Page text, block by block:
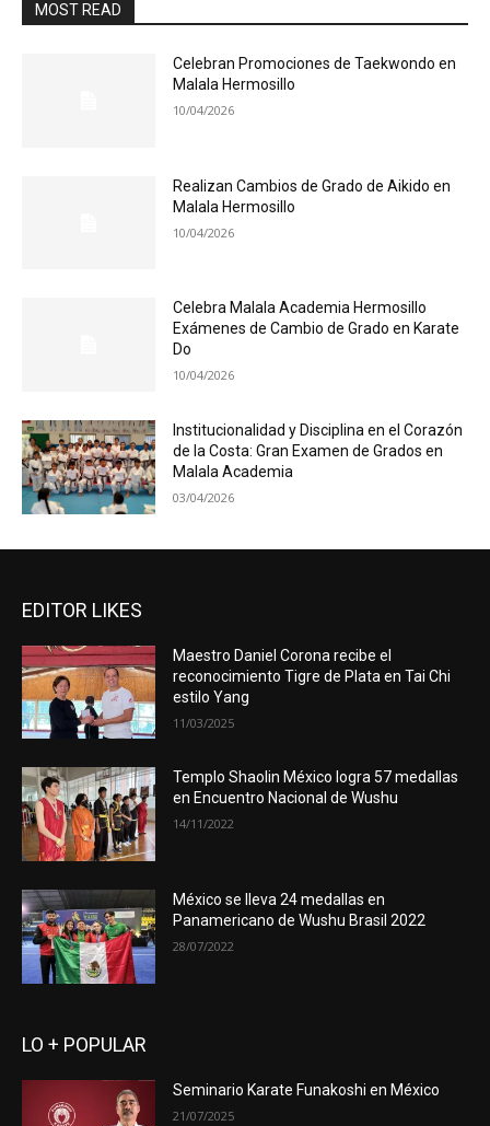
MOST READ
Celebran Promociones de Taekwondo en
Malala Hermosillo
10/04/2026
Realizan Cambios de Grado de Aikido en
Malala Hermosillo
10/04/2026
Celebra Malala Academia Hermosillo
Exámenes de Cambio de Grado en Karate
Do
10/04/2026
Institucionalidad y Disciplina en el Corazón
de la Costa: Gran Examen de Grados en
Malala Academia
03/04/2026
EDITOR LIKES
Maestro Daniel Corona recibe el
reconocimiento Tigre de Plata en Tai Chi
estilo Yang
11/03/2025
Templo Shaolin México logra 57 medallas
en Encuentro Nacional de Wushu
14/11/2022
México se lleva 24 medallas en
Panamericano de Wushu Brasil 2022
28/07/2022
LO + POPULAR
Seminario Karate Funakoshi en México
21/07/2025